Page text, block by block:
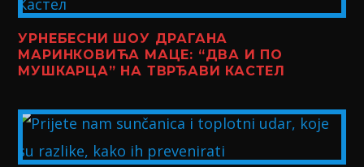
УРНЕБЕСНИ ШОУ ДРАГАНА
МАРИНКОВИЋА МАЦЕ: “ДВА И ПО
МУШКАРЦА” НА ТВРЂАВИ КАСТЕЛ